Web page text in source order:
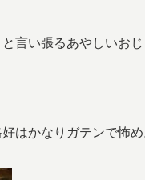
言い張るあやしいおじ
はかなりガテンで怖め